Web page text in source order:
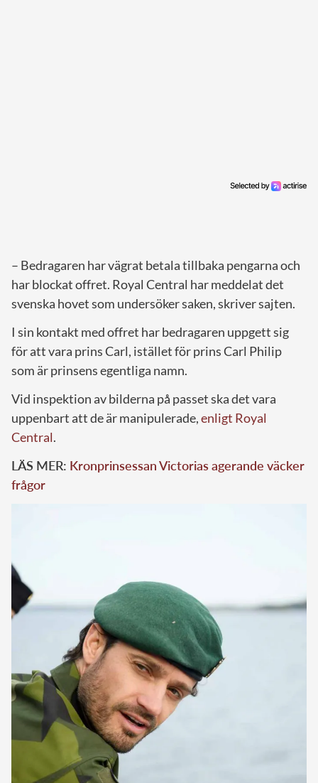
– Bedragaren har vägrat betala tillbaka pengarna och
har blockat offret. Royal Central har meddelat det
svenska hovet som undersöker saken, skriver sajten.
I sin kontakt med offret har bedragaren uppgett sig
för att vara prins Carl, istället för prins Carl Philip
som är prinsens egentliga namn.
Vid inspektion av bilderna på passet ska det vara
uppenbart att de är manipulerade,enligt Royal
Central.
LÄS MER: Kronprinsessan Victorias agerande väcker
frågor